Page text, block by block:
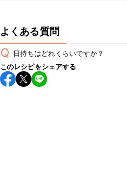
よくある質問
Q 日持ちはどれくらいですか？
保存期間は冷蔵で翌日中が目安です
し上がりください。
このレシピをシェアする